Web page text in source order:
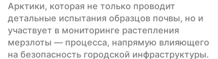
Арктики, которая не только проводит
детальные испытания образцов почвы, но и
участвует в мониторинге растепления
мерзлоты — процесса, напрямую влияющего
на безопасность городской инфраструктуры.